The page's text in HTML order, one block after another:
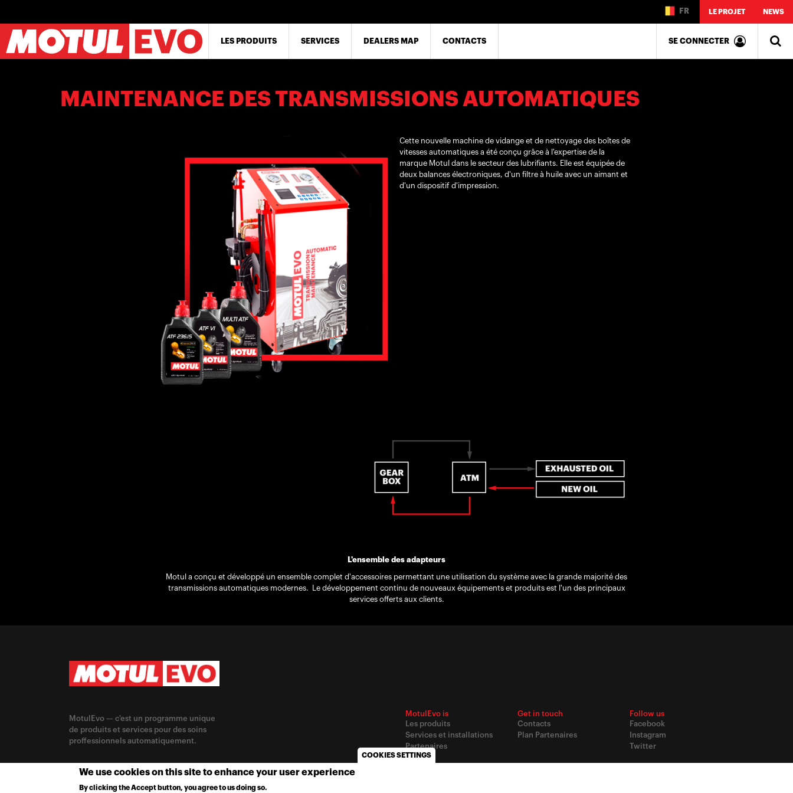
contenu
principal
LES PRODUITS SERVICES DEALERS MAP CONTACTS
FR LE PROJET NEWS
SE CONNECTER
MAINTENANCE DES TRANSMISSIONS AUTOMATIQUES
Cette nouvelle machine de vidange et de nettoyage des boîtes de
vitesses automatiques a été conçu grâce à l'expertise de la
marque Motul dans le secteur des lubrifiants. Elle est équipée de
deux balances électroniques, d'un filtre à huile avec un aimant et
d'un dispositif d'impression.
L'ensemble des adapteurs
Motul a conçu et développé un ensemble complet d'accessoires permettant une utilisation du système avec la grande majorité des
transmissions automatiques modernes. Le développement continu de nouveaux équipements et produits est l'un des principaux
services offerts aux clients.
MotulEvo — c'est un programme unique
de produits et services pour des soins
proffessionnels automatiquement.
MotulEvo is
Les produits
Services et installations
Partenaires
Get in touch
Contacts
Plan Partenaires
Follow us
Facebook
Instagram
Twitter
CHANGE LOCATION
COOKIES SETTINGS
We use cookies on this site to enhance your user experience
By clicking the Accept button, you agree to us doing so.